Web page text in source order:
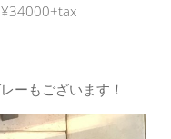
ーもございます！